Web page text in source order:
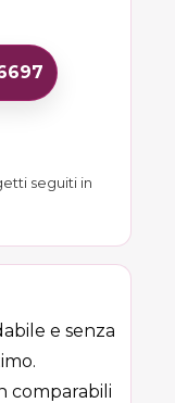
seguiti in
e senza
comparabili